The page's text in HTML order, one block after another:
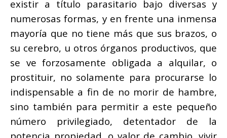
existir a título parasitario bajo diversas y
numerosas formas, y en frente una inmensa
mayoría que no tiene más que sus brazos, o
su cerebro, u otros órganos productivos, que
se ve forzosamente obligada a alquilar, o
prostituir, no solamente para procurarse lo
indispensable a fin de no morir de hambre,
sino también para permitir a este pequeño
número privilegiado, detentador de la